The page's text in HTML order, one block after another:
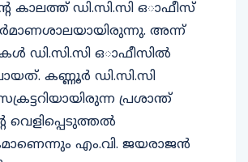
കാലത്ത് ഡി.സി.സി ഒാഫീസ്
അന്ന്
ഡി.സി.സി ഒാഫീസിൽ
കണ്ണൂർ ഡി.സി.സി
പ്രശാന്ത്
വെളിപ്പെടുത്തൽ
എം.വി. ജയരാജൻ